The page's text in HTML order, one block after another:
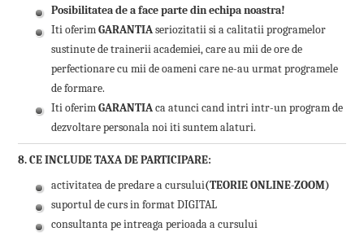
Posibilitatea de a face parte din echipa noastra!
Iti oferimGARANTIAseriozitatii si a calitatii programelor
sustinute de trainerii academiei, care au mii de ore de
perfectionare cu mii de oameni care ne-au urmat programele
de formare.
Iti oferimGARANTIAca atunci cand intri intr-un program de
dezvoltare personala noi iti suntem alaturi.
8. CE INCLUDE TAXA DE PARTICIPARE:
activitatea de predare a cursului(TEORIE ONLINE-ZOOM)
suportul de curs in format DIGITAL
consultanta pe intreaga perioada a cursului